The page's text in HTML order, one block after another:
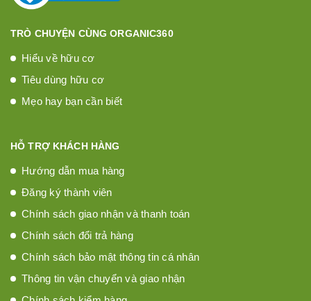
TRÒ CHUYỆN CÙNG ORGANIC360
Hiểu về hữu cơ
Tiêu dùng hữu cơ
Mẹo hay bạn cần biết
HỖ TRỢ KHÁCH HÀNG
Hướng dẫn mua hàng
Đăng ký thành viên
Chính sách giao nhận và thanh toán
Chính sách đổi trả hàng
Chính sách bảo mật thông tin cá nhân
Thông tin vận chuyển và giao nhận